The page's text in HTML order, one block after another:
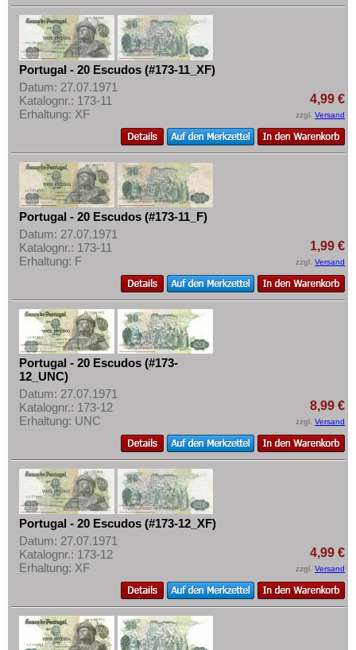
Portugal - 20 Escudos (#173-11_XF)
Datum: 27.07.1971
Katalognr.: 173-11
Erhaltung: XF
4,99 €
zzgl. Versand
Portugal - 20 Escudos (#173-11_F)
Datum: 27.07.1971
Katalognr.: 173-11
Erhaltung: F
1,99 €
zzgl. Versand
Portugal - 20 Escudos (#173-
12_UNC)
Datum: 27.07.1971
Katalognr.: 173-12
Erhaltung: UNC
8,99 €
zzgl. Versand
Portugal - 20 Escudos (#173-12_XF)
Datum: 27.07.1971
Katalognr.: 173-12
Erhaltung: XF
4,99 €
zzgl. Versand